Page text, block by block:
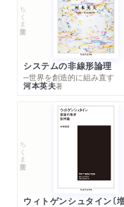
ちくま学芸文庫
システムの非線形論理
─世界を創造的に組み直す
河本英夫著
ちくま学芸文庫